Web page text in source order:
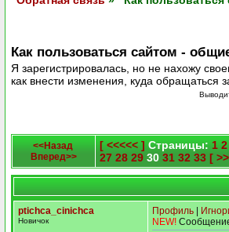
Как пользоваться сайтом -
Я зарегистрировалась, но не нахожу
как внести изменения, куда обращаться
<<Назад
Вперед>>
[ <<<<< ] Страницы: 1 2
27 28 29 30 31 32 33 [
ptichca_cinichca
Новичок
Профиль
NEW!